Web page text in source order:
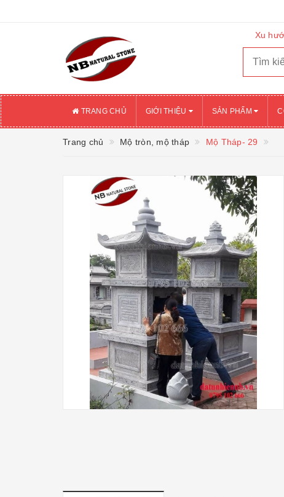
Xu
TRANG CHỦ GIỚI THIỆU SẢN PHẨM
Trang chủ Mộ tròn, mộ tháp Mộ Tháp- 29